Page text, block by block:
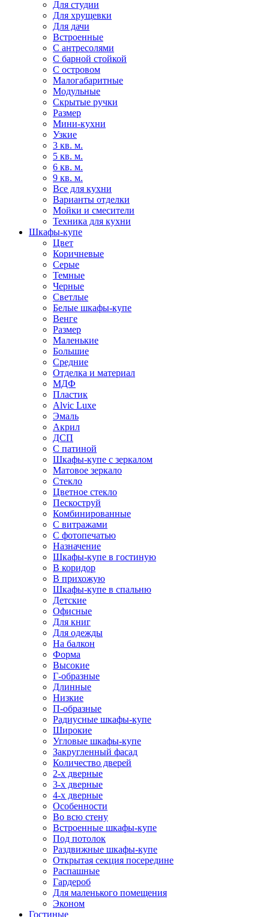
Для студии
Для хрущевки
Для дачи
Встроенные
С антресолями
С барной стойкой
С островом
Малогабаритные
Модульные
Скрытые ручки
Размер
Мини-кухни
Узкие
3 кв. м.
5 кв. м.
6 кв. м.
9 кв. м.
Все для кухни
Варианты отделки
Мойки и смесители
Техника для кухни
Шкафы-купе
Цвет
Коричневые
Серые
Темные
Черные
Светлые
Белые шкафы-купе
Венге
Размер
Маленькие
Большие
Средние
Отделка и материал
МДФ
Пластик
Alvic Luxe
Эмаль
Акрил
ДСП
С патиной
Шкафы-купе с зеркалом
Матовое зеркало
Стекло
Цветное стекло
Пескоструй
Комбинированные
С витражами
С фотопечатью
Назначение
Шкафы-купе в гостиную
В коридор
В прихожую
Шкафы-купе в спальню
Детские
Офисные
Для книг
Для одежды
На балкон
Форма
Высокие
Г-образные
Длинные
Низкие
П-образные
Радиусные шкафы-купе
Широкие
Угловые шкафы-купе
Закругленный фасад
Количество дверей
2-х дверные
3-х дверные
4-х дверные
Особенности
Во всю стену
Встроенные шкафы-купе
Под потолок
Раздвижные шкафы-купе
Открытая секция посередине
Распашные
Гардероб
Для маленького помещения
Эконом
Гостиные